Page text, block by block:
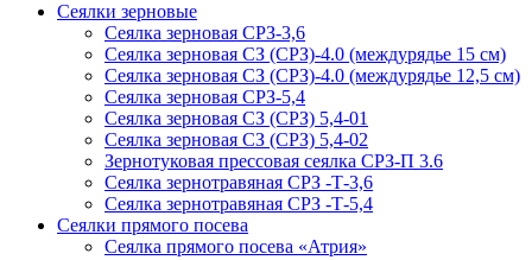
Сеялки зерновые
Сеялка зерновая СРЗ-3,6
Сеялка зерновая СЗ (СРЗ)-4.0 (междурядье 15 см)
Сеялка зерновая СЗ (СРЗ)-4.0 (междурядье 12,5 см)
Сеялка зерновая СРЗ-5,4
Сеялка зерновая СЗ (СРЗ) 5,4-01
Сеялка зерновая СЗ (СРЗ) 5,4-02
Зернотуковая прессовая сеялка СРЗ-П 3.6
Сеялка зернотравяная СРЗ -Т-3,6
Сеялка зернотравяная СРЗ -Т-5,4
Сеялки прямого посева
Сеялка прямого посева «Атрия»